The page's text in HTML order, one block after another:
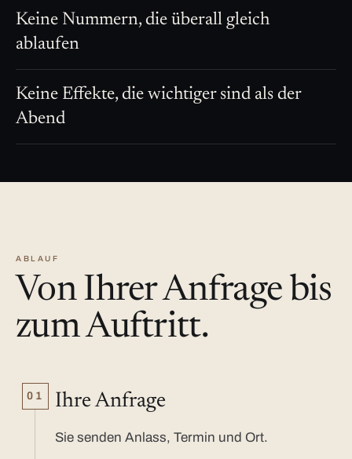
Keine Nummern, die überall gleich
ablaufen
Keine Effekte, die wichtiger sind als der
Abend
ABLAUF
Von Ihrer Anfrage bis
zum Auftritt.
01 Ihre Anfrage
Sie senden Anlass, Termin und Ort.